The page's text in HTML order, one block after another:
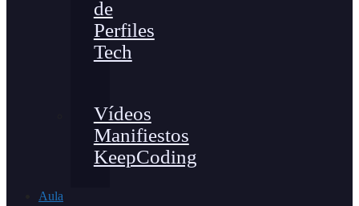
de
Perfiles
Tech
Vídeos
Manifiestos
KeepCoding
Aula